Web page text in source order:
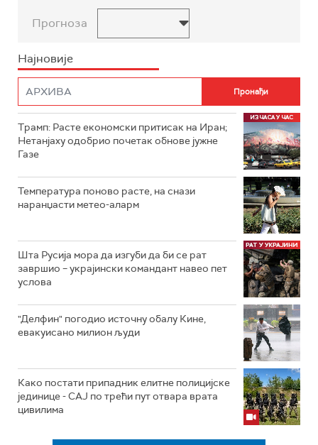
Прогноза
Најновије
Трамп: Расте економски притисак на Иран;
Нетанјаху одобрио почетак обнове јужне
Газе
Температура поново расте, на снази
наранџасти метео-аларм
Шта Русија мора да изгуби да би се рат
завршио – украјински командант навео пет
услова
"Делфин" погодио источну обалу Кине,
евакуисано милион људи
Како постати припадник елитне полицијске
јединице - СAJ по трећи пут отвара врата
цивилима